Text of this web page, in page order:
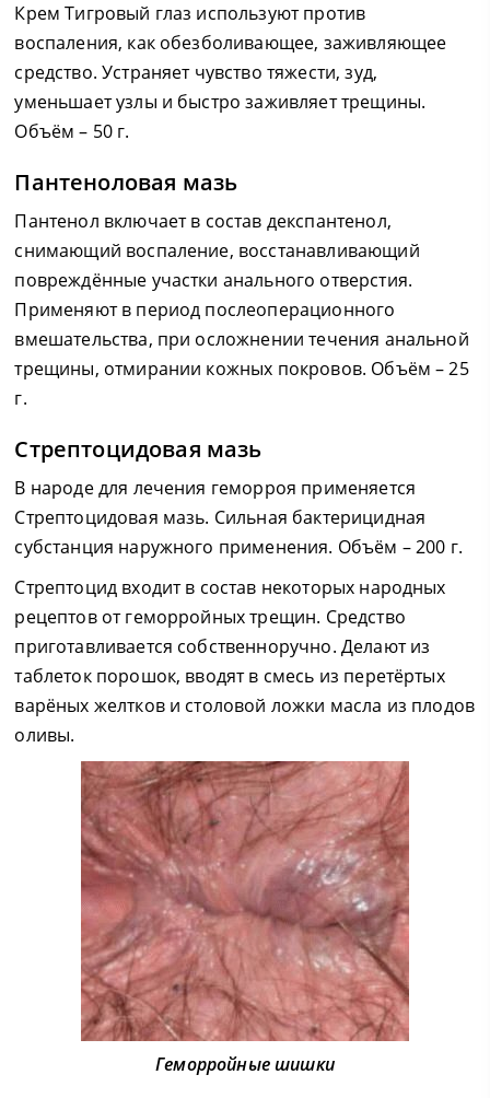
Крем Тигровый глаз используют против
воспаления, как обезболивающее, заживляющее
средство. Устраняет чувство тяжести, зуд,
уменьшает узлы и быстро заживляет трещины.
Объём – 50 г.
Пантеноловая мазь
Пантенол включает в состав декспантенол,
снимающий воспаление, восстанавливающий
повреждённые участки анального отверстия.
Применяют в период послеоперационного
вмешательства, при осложнении течения анальной
трещины, отмирании кожных покровов. Объём – 25
г.
Стрептоцидовая мазь
В народе для лечения геморроя применяется
Стрептоцидовая мазь. Сильная бактерицидная
субстанция наружного применения. Объём – 200 г.
Стрептоцид входит в состав некоторых народных
рецептов от геморройных трещин. Средство
приготавливается собственноручно. Делают из
таблеток порошок, вводят в смесь из перетёртых
варёных желтков и столовой ложки масла из плодов
оливы.
Геморройные шишки